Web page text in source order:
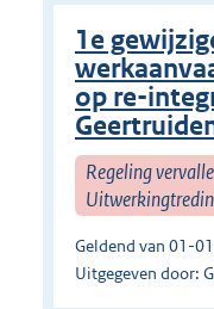
1e
op re-
Regeling
Geldend van 01-
Uitgegeven door: